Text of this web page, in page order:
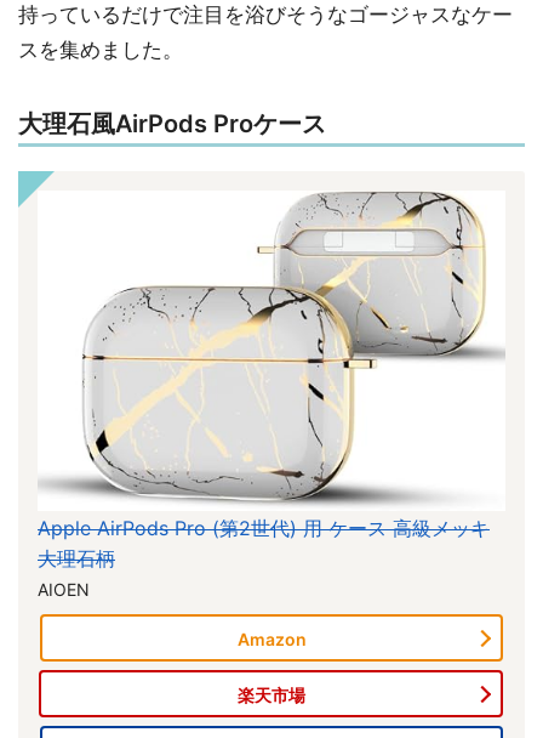
持っているだけで注目を浴びそうなゴージャスなケー
スを集めました。
大理石風AirPods Proケース
Apple AirPods Pro (第2世代) 用 ケース 高級メッキ
大理石柄
AIOEN
Amazon
楽天市場